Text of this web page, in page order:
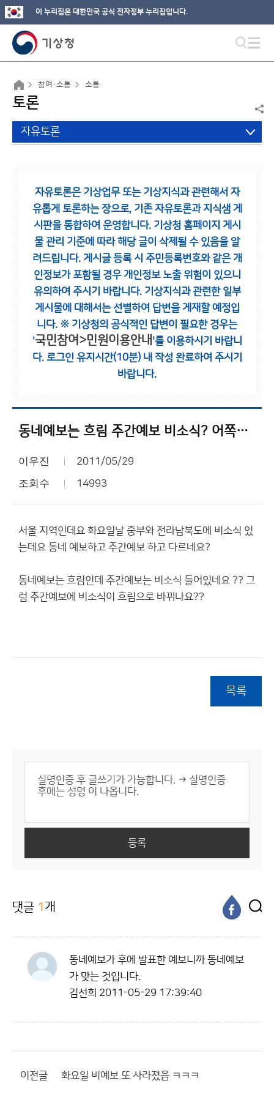
이 누리집은 대한민국 공식 전자정부 누리집입니다.
참여·소통 소통
토론
자유토론
자유토론은 기상업무 또는 기상지식과 관련해서 자
유롭게 토론하는 장으로, 기존 자유토론과 지식샘 게
시판을 통합하여 운영합니다. 기상청 홈페이지 게시
물 관리 기준에 따라 해당 글이 삭제될 수 있음을 알
려드립니다. 게시글 등록 시 주민등록번호와 같은 개
인정보가 포함될 경우 개인정보 노출 위험이 있으니
유의하여 주시기 바랍니다. 기상지식과 관련한 일부
게시물에 대해서는 선별하여 답변을 게재할 예정입
니다. ※ 기상청의 공식적인 답변이 필요한 경우는
'국민참여>민원이용안내 '를 이용하시기 바랍니
다. 로그인 유지시간(10분) 내 작성 완료하여 주시기
바랍니다.
동네예보는 흐림 주간예보 비소식? 어쪽이 맞는거지요??
이우진 2011/05/29
조회수 14993
서울 지역인데요 화요일날 중부와 전라남북도에 비소식 있
는데요 동네 예보하고 주간예보 하고 다르네요?
동네예보는 흐림인데 주간예보는 비소식 들어있네요 ?? 그
럼 주간예보에 비소식이 흐림으로 바뀌나요??
목록
등록
댓글 1 개
동네예보가 후에 발표한 예보니까 동네예보
가 맞는 것입니다.
김선희 2011-05-29 17:39:40
이전글 화요일 비예보 또 사라졌음 ㅋㅋㅋ